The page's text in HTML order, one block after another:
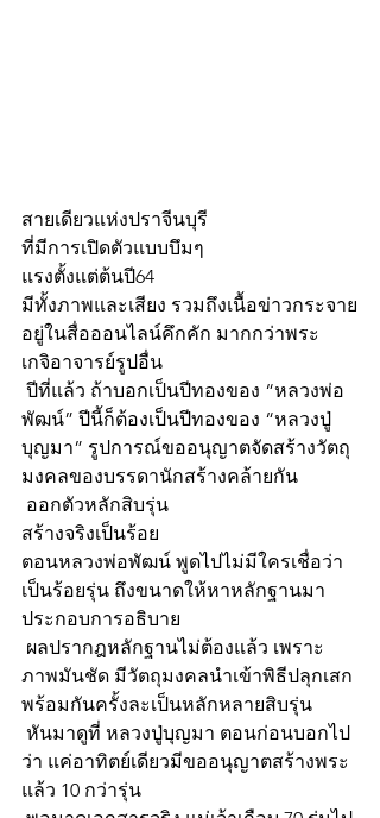
สายเดียวแห่งปราจีนบุรี
ที่มีการเปิดตัวแบบบึมๆ
แรงตั้งแต่ต้นปี64
มีทั้งภาพและเสียง รวมถึงเนื้อข่าวกระจาย
อยู่ในสื่อออนไลน์คึกคัก มากกว่าพระ
เกจิอาจารย์รูปอื่น
พัฒน์” ปีนี้ก็ต้องเป็นปีทองของ “หลวงปู่
บุญมา” รูปการณ์ขออนุญาตจัดสร้างวัตถุ
มงคลของบรรดานักสร้างคล้ายกัน
ออกตัวหลักสิบรุ่น
สร้างจริงเป็นร้อย
ตอนหลวงพ่อพัฒน์ พูดไปไม่มีใครเชื่อว่า
เป็นร้อยรุ่น ถึงขนาดให้หาหลักฐานมา
ประกอบการอธิบาย
ภาพมันชัด มีวัตถุมงคลนำเข้าพิธีปลุกเสก
พร้อมกันครั้งละเป็นหลักหลายสิบรุ่น
ว่า แค่อาทิตย์เดียวมีขออนุญาตสร้างพระ
แล้ว 10 กว่ารุ่น